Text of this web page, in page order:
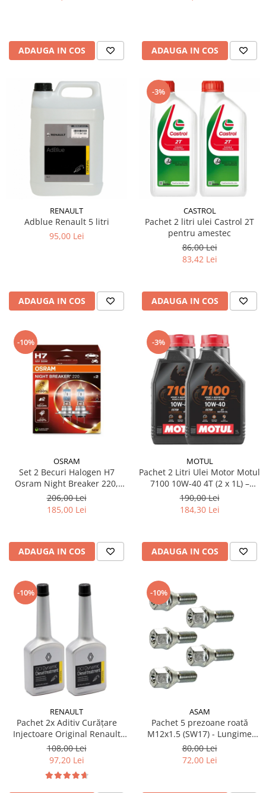
ADAUGA IN COS ADAUGA IN COS
RENAULT
Adblue Renault 5 litri
95,00 Lei
ADAUGA IN COS
-3%
CASTROL
Pachet 2 litri ulei Castrol 2T
pentru amestec
86,00 Lei
83,42 Lei
ADAUGA IN COS
-10%
OSRAM
Set 2 Becuri Halogen H7
Osram Night Breaker 220,
+220% Mai Multa Lumina,
Fascicul 150m, 12V, 55W,
PX26d, Next Generation
206,00 Lei
185,00 Lei
ADAUGA IN COS
-3%
MOTUL
Pachet 2 Litri Ulei Motor Motul
7100 10W-40 4T (2 x 1L) –
100% Sintetic, API SP, JASO
MA2
190,00 Lei
184,30 Lei
ADAUGA IN COS
-10%
RENAULT
Pachet 2x Aditiv Curățare
Injectoare Original Renault
DCI Dynamic, 250ml
108,00 Lei
97,20 Lei
-10%
ASAM
Pachet 5 prezoane roată
M12x1.5 (SW17) - Lungime
47.5 mm, pentru jantă aliaj și
oțel
80,00 Lei
72,00 Lei